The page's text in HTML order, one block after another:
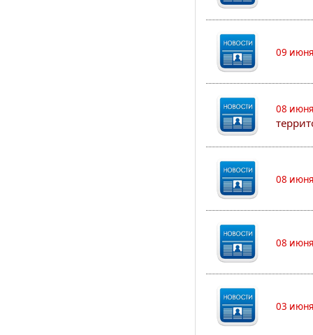
09
08
08
08
03